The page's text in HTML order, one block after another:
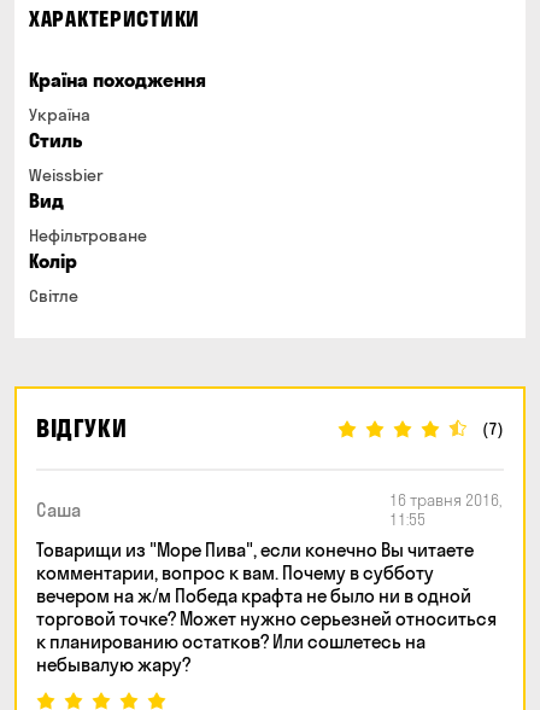
ХАРАКТЕРИСТИКИ
Країна походження
Україна
Стиль
Weissbier
Вид
Нефільтроване
Колір
Світле
ВІДГУКИ (7)
Саша
16 травня 2016,
11:55
Товарищи из "Море Пива", если конечно Вы читаете
комментарии, вопрос к вам. Почему в субботу
вечером на ж/м Победа крафта не было ни в одной
торговой точке? Может нужно серьезней относиться
к планированию остатков? Или сошлетесь на
небывалую жару?